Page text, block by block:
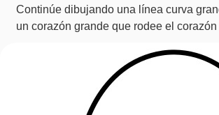
Continúe dibujando una línea curva
un corazón grande que rodee el